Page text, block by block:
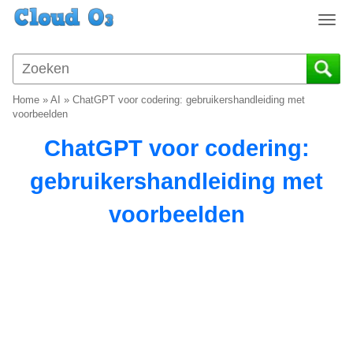
T
g
g
Home » AI » ChatGPT voor codering: gebruikershandleiding met
voorbeelden
ChatGPT voor codering:
gebruikershandleiding met
voorbeelden